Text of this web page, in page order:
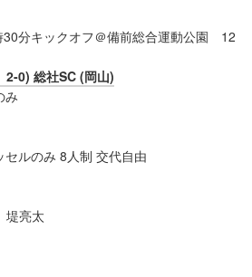
分キックオフ＠備前総合運動公園 12
2-0) 総社SC (岡山)
み
セルのみ 8人制 交代自由
堤亮太